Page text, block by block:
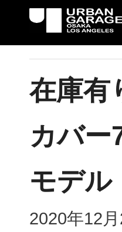
在庫
カバ
モデル
2020年12月